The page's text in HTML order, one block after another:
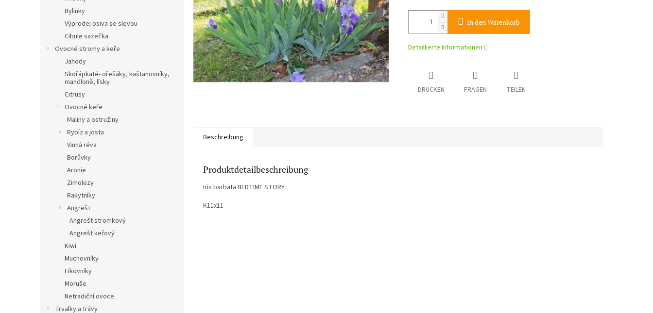
Bylinky
Výprodej osiva se slevou
Cibule sazečka
Ovocné stromy a keře
Jahody
Skořápkaté- ořešáky, kaštanovníky,
mandloně, lísky
Citrusy
Ovocné keře
Maliny a ostružiny
Rybíz a josta
Vinná réva
Borůvky
Aronie
Zimolezy
Rakytníky
Angrešt
Angrešt stromkový
Angrešt keřový
Kiwi
Muchovníky
Fíkovníky
Moruše
Netradiční ovoce
Trvalky a trávy
In den Warenkorb
Detaillierte Informationen
DRUCKEN FRAGEN TEILEN
Beschreibung
Produktdetailbeschreibung
Iris barbata BEDTIME STORY
K11x11